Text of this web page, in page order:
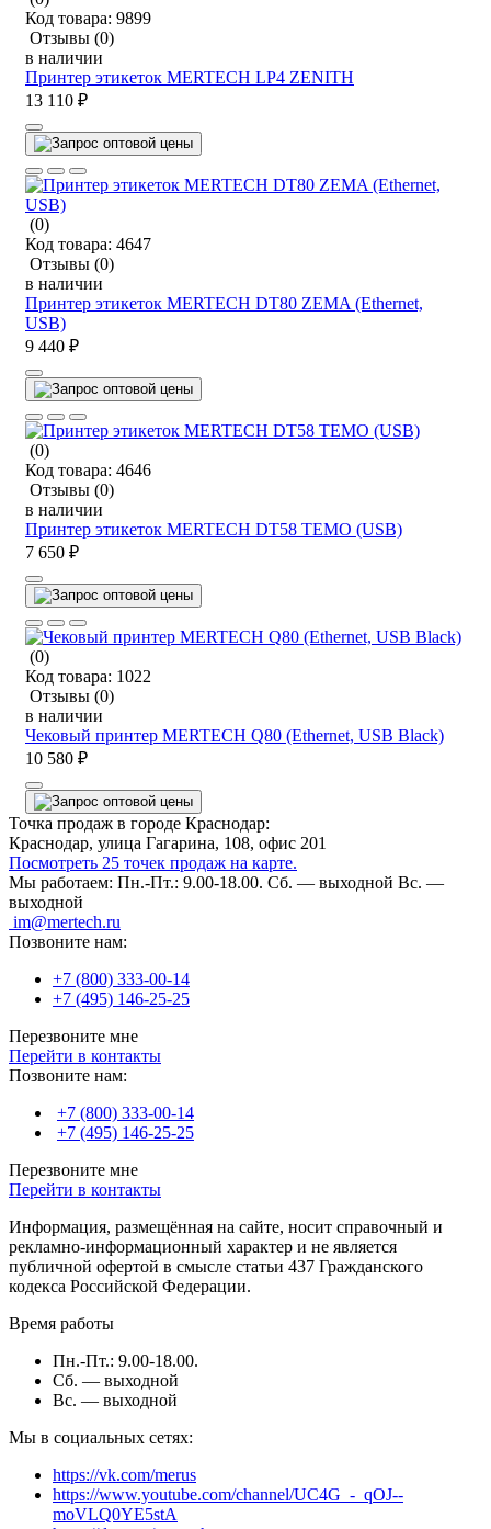
Код товара: 9899
Отзывы (0)
в наличии
Принтер этикеток MERTECH LP4 ZENITH
13 110 ₽
(0)
Код товара: 4647
Отзывы (0)
в наличии
Принтер этикеток MERTECH DT80 ZEMA (Ethernet,
USB)
9 440 ₽
(0)
Код товара: 4646
Отзывы (0)
в наличии
Принтер этикеток MERTECH DT58 TEMO (USB)
7 650 ₽
(0)
Код товара: 1022
Отзывы (0)
в наличии
Чековый принтер MERTECH Q80 (Ethernet, USB Black)
10 580 ₽
Точка продаж в городе Краснодар:
Краснодар, улица Гагарина, 108, офис 201
Посмотреть 25 точек продаж на карте.
Мы работаем: Пн.-Пт.: 9.00-18.00. Сб. — выходной Вс. —
выходной
im@mertech.ru
Позвоните нам:
+7 (800) 333-00-14
+7 (495) 146-25-25
Перезвоните мне
Перейти в контакты
Позвоните нам:
+7 (800) 333-00-14
+7 (495) 146-25-25
Перезвоните мне
Перейти в контакты
Информация, размещённая на сайте, носит справочный и
рекламно-информационный характер и не является
публичной офертой в смысле статьи 437 Гражданского
кодекса Российской Федерации.
Время работы
Пн.-Пт.: 9.00-18.00.
Сб. — выходной
Вс. — выходной
Мы в социальных сетях:
https://vk.com/merus
https://www.youtube.com/channel/UC4G_-_qOJ--
moVLQ0YE5stA